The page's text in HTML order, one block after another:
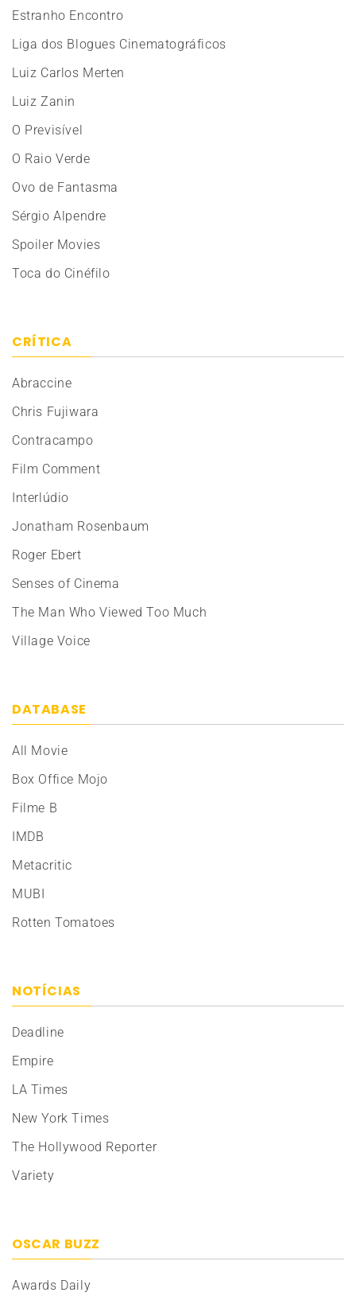
Estranho Encontro
Liga dos Blogues Cinematográficos
Luiz Carlos Merten
Luiz Zanin
O Previsível
O Raio Verde
Ovo de Fantasma
Sérgio Alpendre
Spoiler Movies
Toca do Cinéfilo
CRÍTICA
Abraccine
Chris Fujiwara
Contracampo
Film Comment
Interlúdio
Jonatham Rosenbaum
Roger Ebert
Senses of Cinema
The Man Who Viewed Too Much
Village Voice
DATABASE
All Movie
Box Office Mojo
Filme B
IMDB
Metacritic
MUBI
Rotten Tomatoes
NOTÍCIAS
Deadline
Empire
LA Times
New York Times
The Hollywood Reporter
Variety
OSCAR BUZZ
Awards Daily